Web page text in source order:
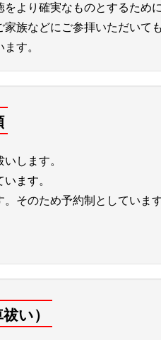
より確実なものとするため
族などにご参拝いただいて
す。
します。
ます。
そのため予約制としていま
い）